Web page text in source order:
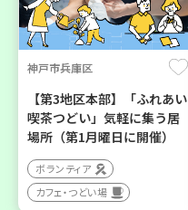
神戸市兵庫区
【第3地区本部】「ふれあい
喫茶つどい」気軽に集う居
場所（第1月曜日に開催）
ボランティア
カフェ・つどい場